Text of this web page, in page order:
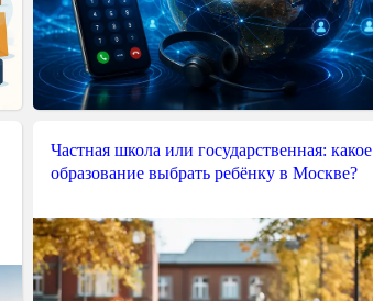
Частная школа или государственная: какое
образование выбрать ребёнку в Москве?